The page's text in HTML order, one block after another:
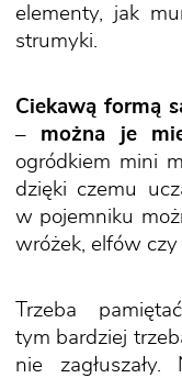
elementy, jak
strumyki.
Ciekawą formą
– można je
ogródkiem mini
dzięki czemu
w pojemniku
wróżek, elfów
Trzeba
tym bardziej
nie